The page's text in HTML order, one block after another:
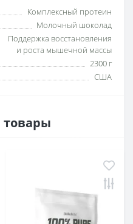
Комплексный протеин
Молочный шоколад
Поддержка восстановления
и роста мышечной массы
2300 г
США